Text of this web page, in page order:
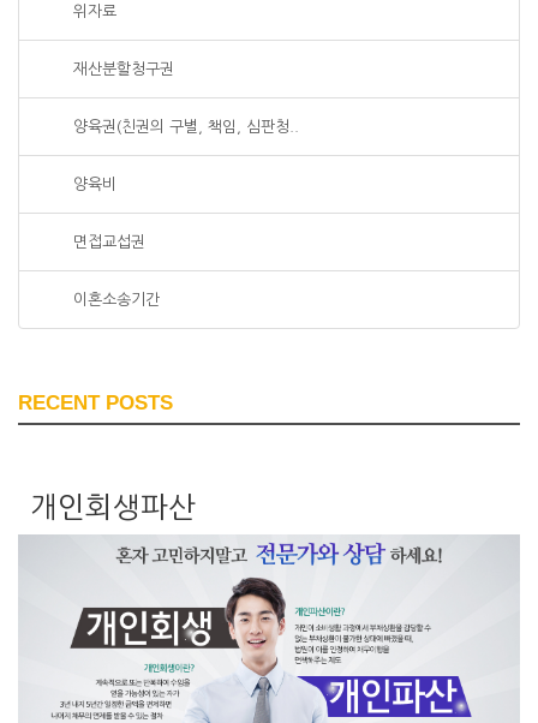
위자료
재산분할청구권
양육권(친권의 구별, 책임, 심판청..
양육비
면접교섭권
이혼소송기간
RECENT POSTS
개인회생파산